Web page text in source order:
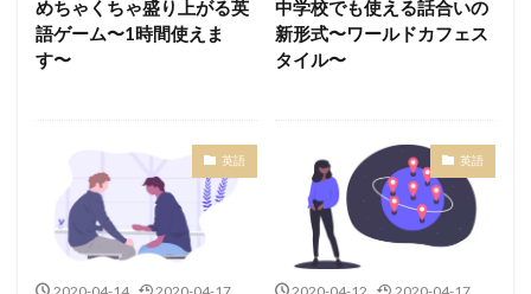
めちゃくちゃ盛り上がる英
語ゲーム〜1時間使えま
す〜
中学校でも使える話合いの
新形式〜ワールドカフェス
タイル〜
英語 英語